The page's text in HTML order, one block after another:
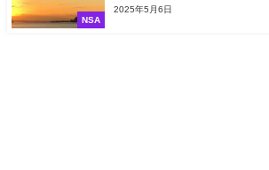
NSA
2025年5月6日